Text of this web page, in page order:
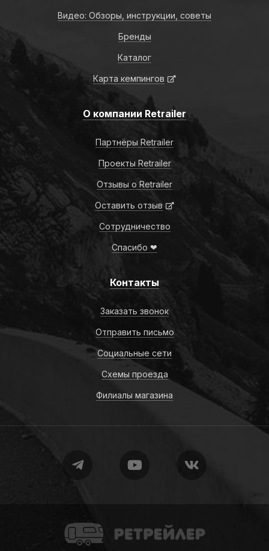
Видео: Обзоры, инструкции, советы
Бренды
Каталог
Карта кемпингов
О компании Retrailer
Партнёры Retrailer
Проекты Retrailer
Отзывы о Retrailer
Оставить отзыв
Сотрудничество
Спасибо ❤
Контакты
Заказать звонок
Отправить письмо
Социальные сети
Схемы проезда
Филиалы магазина
Retrailer